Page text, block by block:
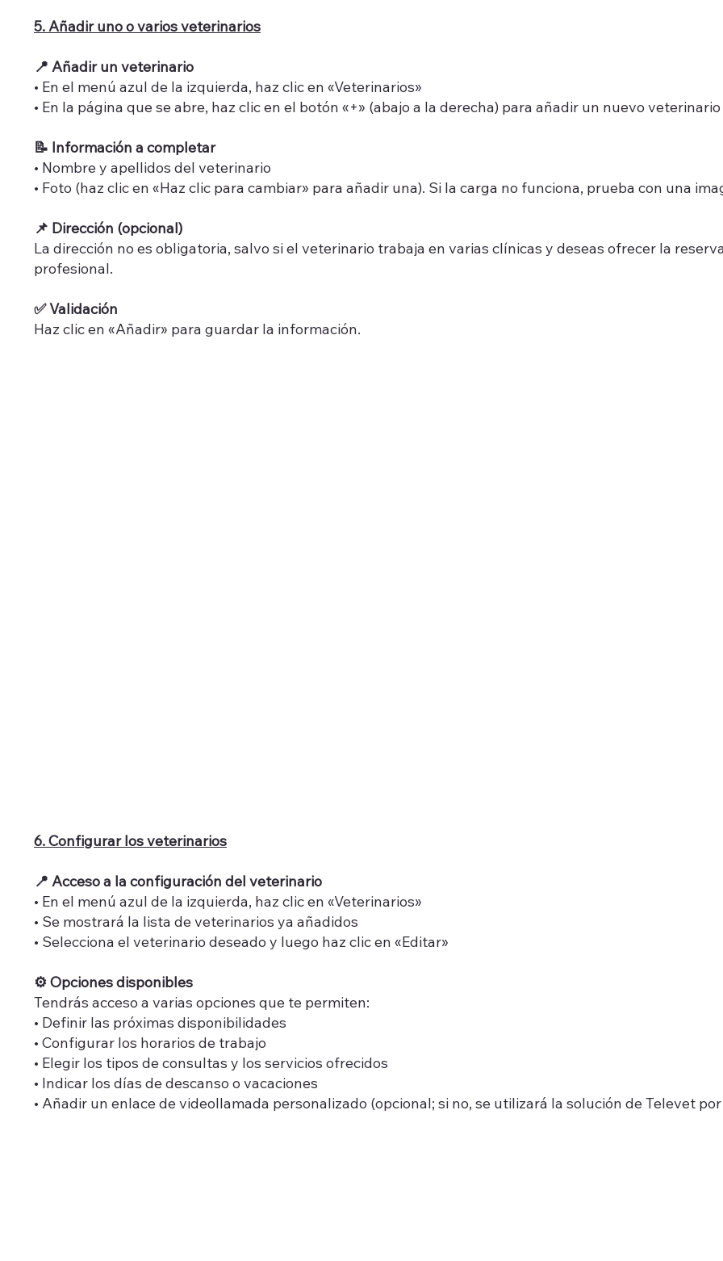
5. Añadir uno o varios veterinarios
📍 Añadir un veterinario
• En el menú azul de la izquierda, haz clic en «Veterinarios»
• En la página que se abre, haz clic en el botón «+» (abajo a la derecha) para añadir un nuevo veterinario
📝 Información a completar
• Nombre y apellidos del veterinario
• Foto (haz clic en «Haz clic para cambiar» para añadir una). Si la carga no funciona, prueba con una
📌 Dirección (opcional)
La dirección no es obligatoria, salvo si el veterinario trabaja en varias clínicas y deseas ofrecer la
profesional.
✅ Validación
Haz clic en «Añadir» para guardar la información.
6. Configurar los veterinarios
📍 Acceso a la configuración del veterinario
• En el menú azul de la izquierda, haz clic en «Veterinarios»
• Se mostrará la lista de veterinarios ya añadidos
• Selecciona el veterinario deseado y luego haz clic en «Editar»
⚙️ Opciones disponibles
Tendrás acceso a varias opciones que te permiten:
• Definir las próximas disponibilidades
• Configurar los horarios de trabajo
• Elegir los tipos de consultas y los servicios ofrecidos
• Indicar los días de descanso o vacaciones
• Añadir un enlace de videollamada personalizado (opcional; si no, se utilizará la solución de Televet